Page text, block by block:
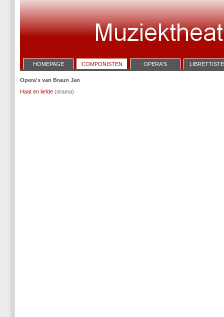
HOMEPAGE COMPONISTEN OPERA'S
Opera's van Braun Jan
Haat en liefde (drama)